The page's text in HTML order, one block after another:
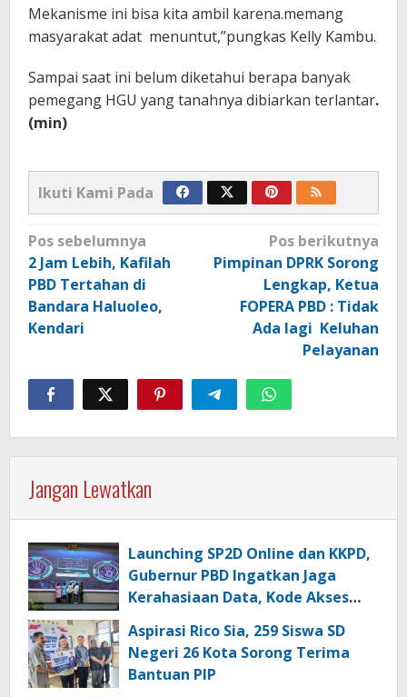
Mekanisme ini bisa kita ambil karena.memang
masyarakat adat menuntut,”pungkas Kelly Kambu.
Sampai saat ini belum diketahui berapa banyak
pemegang HGU yang tanahnya dibiarkan terlantar.
(min)
Ikuti Kami Pada
Navigasi
pos
Pos sebelumnya
2 Jam Lebih, Kafilah
PBD Tertahan di
Bandara Haluoleo,
Kendari
Pos berikutnya
Pimpinan DPRK Sorong
Lengkap, Ketua
FOPERA PBD : Tidak
Ada lagi Keluhan
Pelayanan
Jangan Lewatkan
Launching SP2D Online dan KKPD,
Gubernur PBD Ingatkan Jaga
Kerahasiaan Data, Kode Akses
Aspirasi Rico Sia, 259 Siswa SD
Negeri 26 Kota Sorong Terima
Bantuan PIP